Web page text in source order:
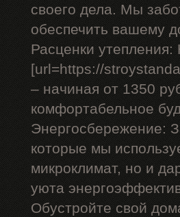
своего дела. Мы
обеспечить вашему
Расценки
[url=https://
– начиная от 1350
комфортабельное
Энергосбережение:
которые мы
микроклимат, но и
уюта
Обустройте свой